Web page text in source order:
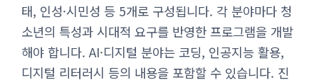
태, 인성·시민성 등 5개로 구성됩니다. 각 분야마다 청
소년의 특성과 시대적 요구를 반영한 프로그램을 개발
해야 합니다. AI·디지털 분야는 코딩, 인공지능 활용,
디지털 리터러시 등의 내용을 포함할 수 있습니다. 진